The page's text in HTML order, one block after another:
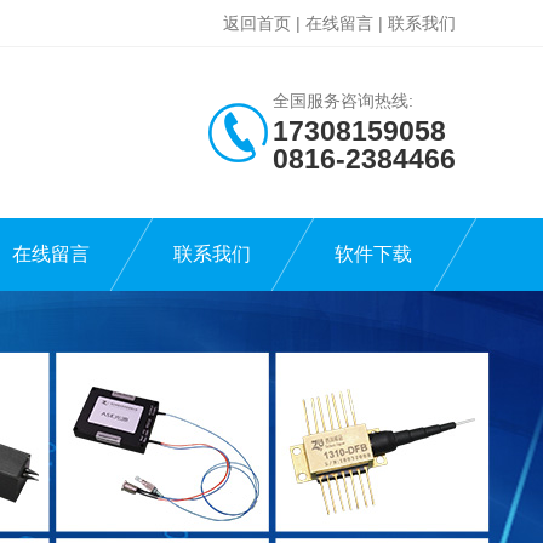
返回首页 | 在线留言 | 联系我们
全国服务咨询热线:
17308159058
0816-2384466
在线留言 联系我们 软件下载